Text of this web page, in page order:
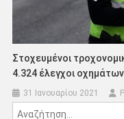
Στοχευμένοι
4.324 έλεγχοι
31 Ιανουαρίου 2021